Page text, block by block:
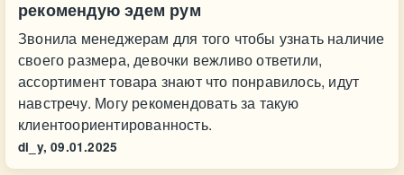
рекомендую эдем рум
Звонила менеджерам для того чтобы узнать наличие
своего размера, девочки вежливо ответили,
ассортимент товара знают что понравилось, идут
навстречу. Могу рекомендовать за такую
клиентоориентированность.
di_y, 09.01.2025